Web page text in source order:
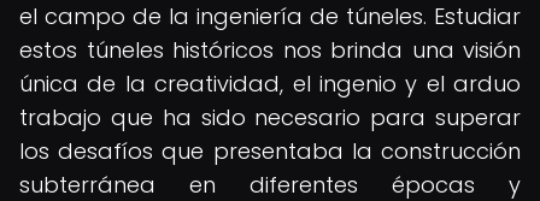
el campo de la ingeniería de túneles. Estudiar
estos túneles históricos nos brinda una visión
única de la creatividad, el ingenio y el arduo
trabajo que ha sido necesario para superar
los desafíos que presentaba la construcción
subterránea en diferentes épocas y